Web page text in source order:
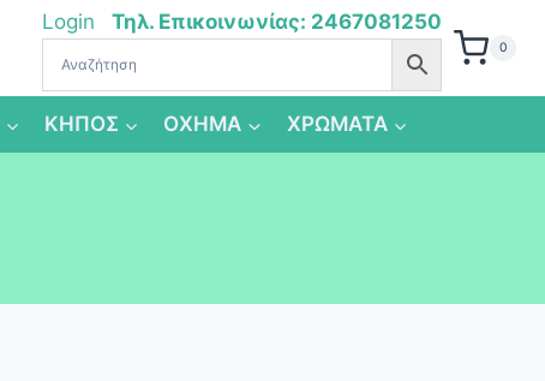
Login Τηλ. Επικοινωνίας: 2467081250
0
ΚΗΠΟΣ ΟΧΗΜΑ ΧΡΩΜΑΤΑ